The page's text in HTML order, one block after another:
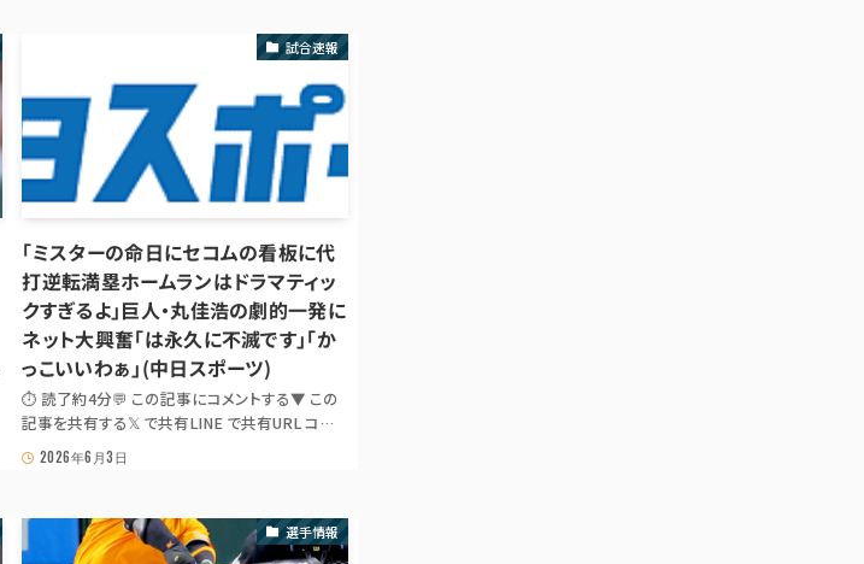
試合速報
「ミスターの命日にセコムの看板に代
打逆転満塁ホームランはドラマティッ
クすぎるよ」巨人・丸佳浩の劇的一発に
ネット大興奮「は永久に不滅です」「か
っこいいわぁ」(中日スポーツ)
⏱ 読了約4分💬 この記事にコメントする▼ この
記事を共有する𝕏 で共有LINE で共有URL コピ
ーJS が無効の場合は出典記事 URL を共有: 𝕏 ·
LINE 📰 Yahoo!ニュース sports 産経/中
NOTE「ミスターの命日にセコムの看板...
2026年6月3日
選手情報